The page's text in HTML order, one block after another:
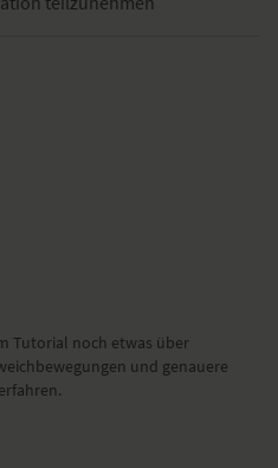
und einen Gurt.
Tutorial noch etwas über
und genauere